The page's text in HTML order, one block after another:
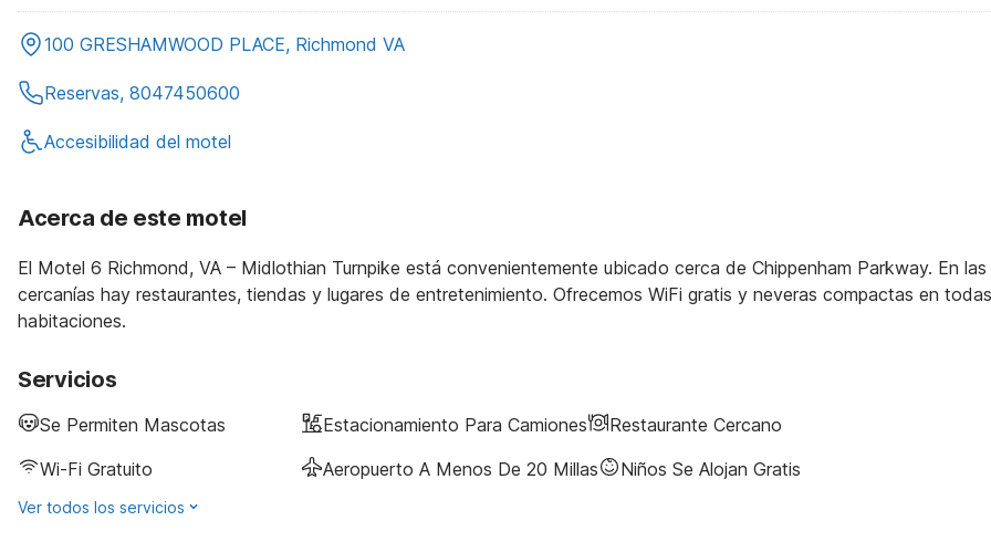
100 GRESHAMWOOD PLACE, Richmond VA
Reservas, 8047450600
Accesibilidad del motel
Acerca de este motel
El Motel 6 Richmond, VA – Midlothian Turnpike está convenientemente ubicado cerca de Chippenham Parkway. En las
cercanías hay restaurantes, tiendas y lugares de entretenimiento. Ofrecemos WiFi gratis y neveras compactas en
habitaciones.
Servicios
Se Permiten Mascotas Estacionamiento Para Camiones
Restaurante Cercano
Wi-Fi Gratuito
Aeropuerto A Menos De 20 Millas Niños Se Alojan Gratis
Ver todos los servicios